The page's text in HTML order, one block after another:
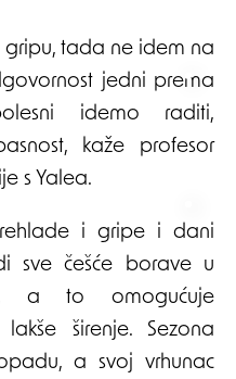
jedni prema
idemo raditi,
kaže profesor
s Yalea.
i gripe i dani
sve češće borave u
a to omogućuje
širenje. Sezona
a svoj vrhunac